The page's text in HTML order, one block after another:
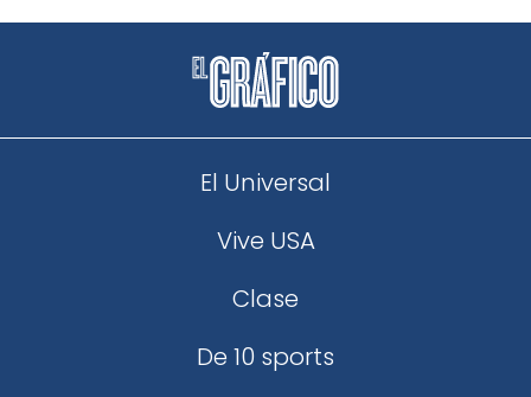
El Universal
Vive USA
Clase
De 10 sports